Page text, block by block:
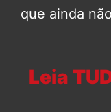
que ainda
Leia